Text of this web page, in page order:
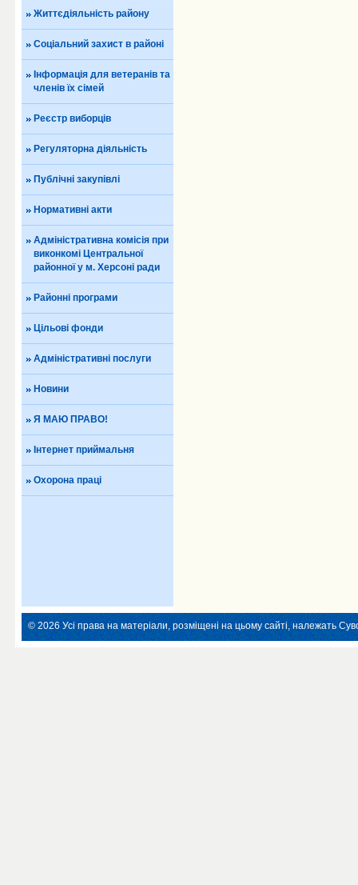
Життєдіяльність району
Соціальний захист в районі
Інформація для ветеранів та
членів їх сімей
Реєстр виборців
Регуляторна діяльність
Публічні закупівлі
Нормативні акти
Адміністративна комісія при
виконкомі Центральної
районної у м. Херсоні ради
Районні програми
Цільові фонди
Адміністративні послуги
Новини
Я МАЮ ПРАВО!
Інтернет приймальня
Охорона праці
© 2026 Усі права на матеріали, розміщені на цьому сайті, належать